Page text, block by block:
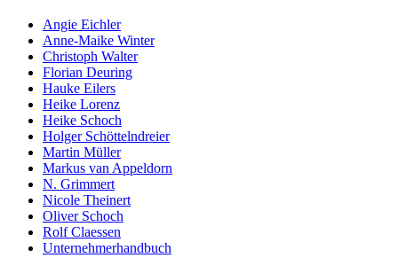
Angie Eichler
Anne-Maike Winter
Christoph Walter
Florian Deuring
Hauke Eilers
Heike Lorenz
Heike Schoch
Holger Schöttelndreier
Martin Müller
Markus van Appeldorn
N. Grimmert
Nicole Theinert
Oliver Schoch
Rolf Claessen
Unternehmerhandbuch